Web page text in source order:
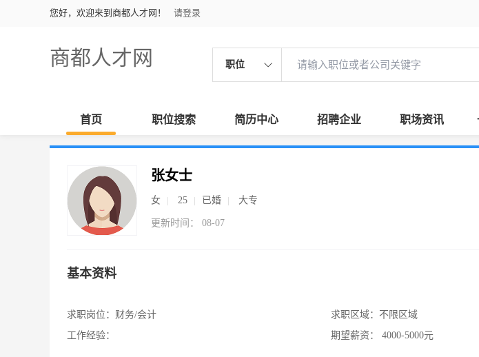
您好，欢迎来到商都人才网！ 请登录
商都人才网 职位
首页 职位搜索 简历中心 招聘企业 职场资讯
张女士
女 25 已婚 大专
更新时间： 08-07
基本资料
求职岗位： 财务/会计
工作经验：
求职区域： 不限区域
期望薪资：
4000-5000元